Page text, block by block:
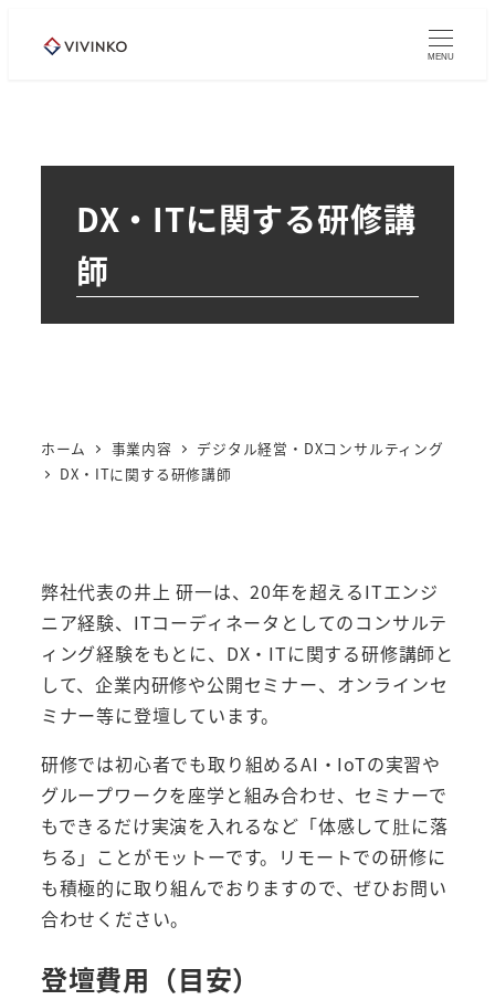
MENU
DX・ITに関する研修講
師
ホーム 事業内容
デジタル経営・DXコンサルティング
DX・ITに関する研修講師
弊社代表の井上 研一は、20年を超えるITエンジ
ニア経験、ITコーディネータとしてのコンサルテ
ィング経験をもとに、DX・ITに関する研修講師と
して、企業内研修や公開セミナー、オンラインセ
ミナー等に登壇しています。
研修では初心者でも取り組めるAI・IoTの実習や
グループワークを座学と組み合わせ、セミナーで
もできるだけ実演を入れるなど「体感して肚に落
ちる」ことがモットーです。 リモートでの研修に
も積極的に取り組んでおりますので、ぜひお問い
合わせください。
登壇費用（目安）